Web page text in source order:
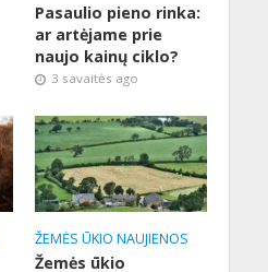
Pasaulio pieno rinka:
ar artėjame prie
naujo kainų ciklo?
3 savaitės ago
ŽEMĖS ŪKIO NAUJIENOS
Žemės ūkio